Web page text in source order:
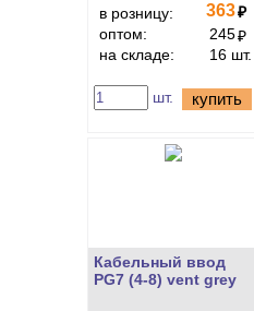
в розницу:
363₽
оптом:
245₽
на складе:
16 шт.
шт. купить
Кабельный ввод
PG7 (4-8) vent grey